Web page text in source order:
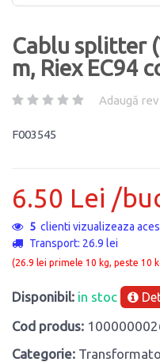
Cablu splitter
m, Riex EC94
Adaugă
F003545
6.50
5 clienti vizualizeaza
Transport: 26.9 lei
(26.9 lei primele 10 kg, peste 10
Disponibil: in stoc
Cod produs:
Categorie: